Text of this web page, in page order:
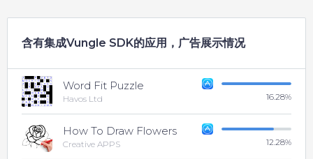
含有集成Vungle SDK的应用，广告展示情况
16.28%
Word Fit Puzzle
Havos Ltd
12.28%
How To Draw Flowers
Creative APPS